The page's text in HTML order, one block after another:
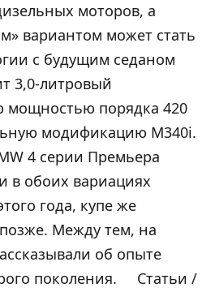
моторов, а
вариантом может стать
с будущим седаном
3,0-литровый
мощностью порядка 420
модификацию M340i.
4 серии Премьера
в обоих вариациях
года, купе же
Между тем, на
об опыте
поколения. Статьи /